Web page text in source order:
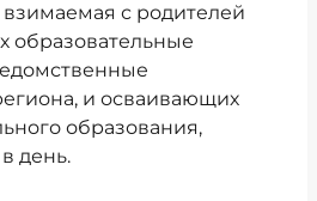
взимаемая с родителей
образовательные
и осваивающих
образования,
день.